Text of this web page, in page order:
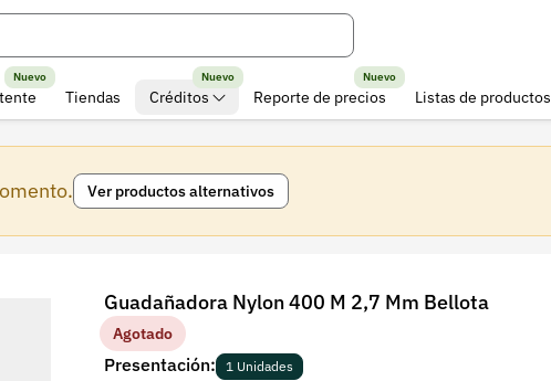
Nuevo
Tiendas Créditos
Nuevo
Reporte de precios
Nuevo
Listas de productos
Ver productos alternativos
Guadañadora Nylon 400 M 2,7 Mm Bellota
Agotado
Presentación: 1 Unidades